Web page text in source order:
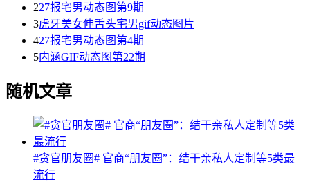
227报宅男动态图第9期
3虎牙美女伸舌头宅男gif动态图片
427报宅男动态图第4期
5内涵GIF动态图第22期
随机文章
#贪官朋友圈# 官商“朋友圈”：结干亲私人定制等5类最
流行